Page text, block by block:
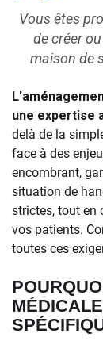
Vous êtes
de créer
maison de
une expertise
delà de la
face à des
encombrant,
situation de
strictes, tout en
vos patients.
toutes ces